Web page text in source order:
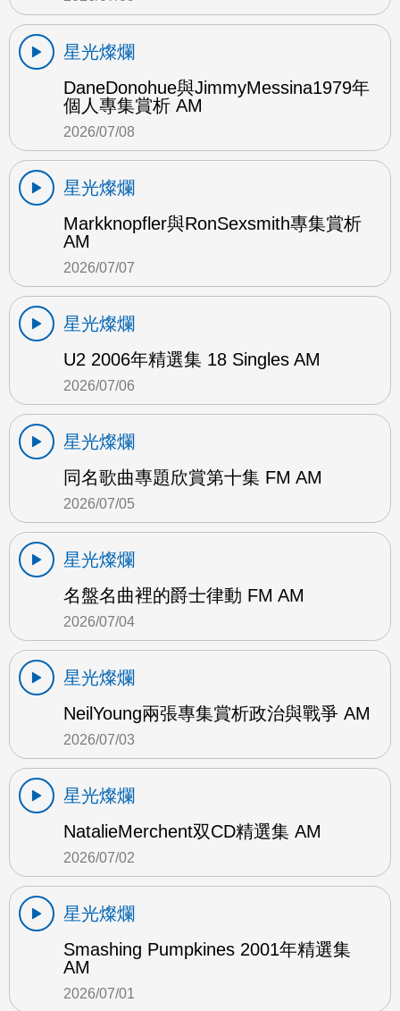
星光燦爛
DaneDonohue與JimmyMessina1979年
個人專集賞析 AM
2026/07/08
星光燦爛
Markknopfler與RonSexsmith專集賞析
AM
2026/07/07
星光燦爛
U2 2006年精選集 18 Singles AM
2026/07/06
星光燦爛
同名歌曲專題欣賞第十集 FM AM
2026/07/05
星光燦爛
名盤名曲裡的爵士律動 FM AM
2026/07/04
星光燦爛
NeilYoung兩張專集賞析政治與戰爭 AM
2026/07/03
星光燦爛
NatalieMerchent双CD精選集 AM
2026/07/02
星光燦爛
Smashing Pumpkines 2001年精選集
AM
2026/07/01